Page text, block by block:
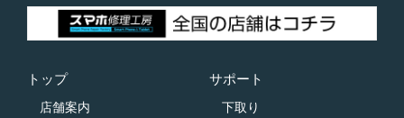
トップ
店舗案内
サポート
下取り